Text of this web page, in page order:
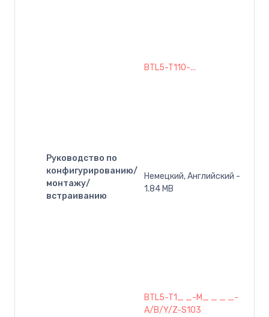
Руководство по
конфигурированию/
монтажу/
встраиванию
BTL5-T110-...
Немецкий, Английский -
1.84 MB
BTL5-T1_ _-M_ _ _ _-
A/B/Y/Z-S103